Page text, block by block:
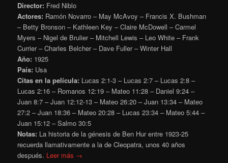
Director: Fred Niblo
Actores: Ramón Novarro – May McAvoy – Francis X. Bushman
– Betty Bronson – Kathleen Key – Claire McDowell – Carmel
Myers – Nigel de Brulier – Mitchell Lewis – Leo White – Frank
Currier – Charles Belcher – Dave Fuller – Winter Hall
Año: 1925
País: Usa
Citas en la película: Lucas 2:1-3 – Lucas 2:7 – Lucas 2:8 –
Lucas 2:16 – Romanos 12:19 – Mateo 11:28 – Daniel 9:24 –
Juan 8:7 – Juan 12:12-13 – Mateo 26:20 – Juan 13:34 – Mateo
27:2 – Juan 18:36 – Mateo 20:28 – Lucas 23:34 – Mateo 5:44 –
Juan 15:12 – Salmo 30:5
Notas: La historia de la génesis de Ben Hur entre 1923-25
recuerda llamativamente a la de Cleopatra, unos 40 años
después. Leer más →